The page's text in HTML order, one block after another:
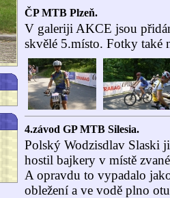
ČP MTB Plzeň.
V galeriji AKCE jsou
skvělé 5.místo. Fotky také
4.závod GP MTB Silesia.
Polský Wodzisdlav Slaski
hostil bajkery v místě
A opravdu to vypadalo
obležení a ve vodě plno